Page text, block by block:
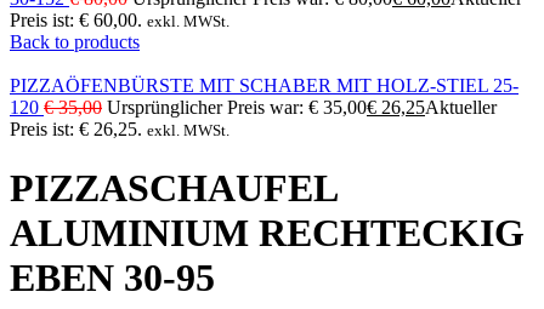
Preis ist: € 60,00. exkl. MWSt.
Back to products
PIZZAÖFENBÜRSTE MIT SCHABER MIT HOLZ-STIEL 25-
120 €35,00 Ursprünglicher Preis war: € 35,00€ 26,25Aktueller
Preis ist: € 26,25. exkl. MWSt.
PIZZASCHAUFEL
ALUMINIUM RECHTECKIG
EBEN 30-95